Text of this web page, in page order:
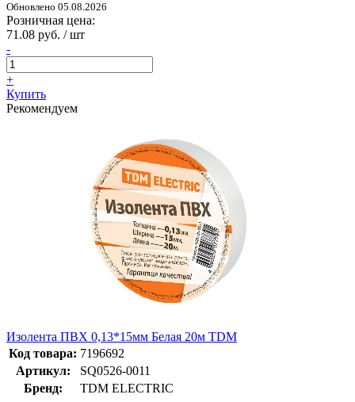
Обновлено 05.08.2026
Розничная цена:
71.08 руб. / шт
-
+
Купить
Рекомендуем
Изолента ПВХ 0,13*15мм Белая 20м TDM
Код товара: 7196692
Артикул:
SQ0526-0011
Бренд:
TDM ELECTRIC